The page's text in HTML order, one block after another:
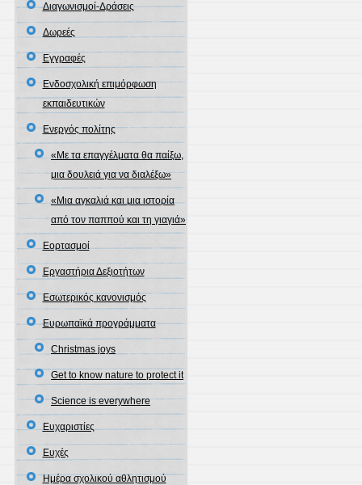
Διαγωνισμοί-Δράσεις
Δωρεές
Εγγραφές
Ενδοσχολική επιμόρφωση
εκπαιδευτικών
Ενεργός πολίτης
«Με τα επαγγέλματα θα παίξω,
μια δουλειά για να διαλέξω»
«Μια αγκαλιά και μια ιστορία
από τον παππού και τη γιαγιά»
Εορτασμοί
Εργαστήρια Δεξιοτήτων
Εσωτερικός κανονισμός
Ευρωπαϊκά προγράμματα
Christmas joys
Get to know nature to protect it
Science is everywhere
Ευχαριστίες
Ευχές
Ημέρα σχολικού αθλητισμού